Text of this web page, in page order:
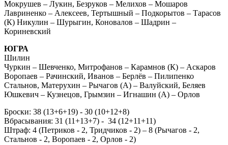
Мокрушев – Лукин, Безруков – Мелихов – Мошаров
Лавриненко – Алексеев, Тертышный – Подкорытов – Тарасов
(К) Никулин – Шурыгин, Коновалов – Шадрин –
Кориневский
ЮГРА
Шилин
Чуркин – Шевченко, Митрофанов – Карамнов (К) – Аскаров
Воропаев – Рачинский, Иванов – Берлёв – Пилипенко
Стальнов, Матерухин – Рычагов (А) – Валуйский, Беляев
Юшкевич – Кузнецов, Грымзин – Игнашин (А) – Орлов
Броски: 38 (13+6+19) - 30 (10+12+8)
Вбрасывания: 31 (11+13+7) - 34 (12+11+11)
Штраф: 4 (Петриков - 2, Тридчиков - 2) – 8 (Рычагов - 2,
Стальнов - 2, Воропаев - 2, Орлов - 2)